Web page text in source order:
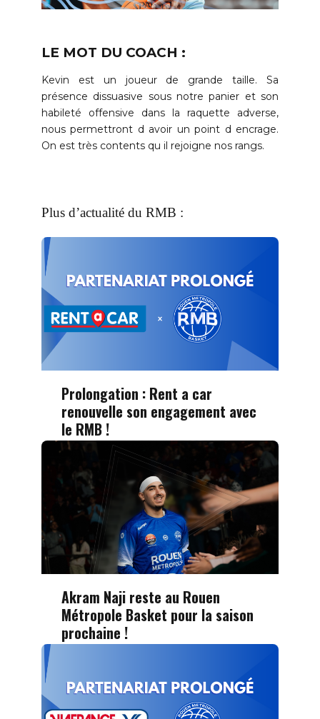
LE MOT DU COACH :
Kevin est un joueur de grande taille. Sa
présence dissuasive sous notre panier et son
habileté offensive dans la raquette adverse,
nous permettront d avoir un point d encrage.
On est très contents qu il rejoigne nos rangs.
Plus d’actualité du RMB :
Prolongation : Rent a car
renouvelle son engagement avec
le RMB !
Akram Naji reste au Rouen
Métropole Basket pour la saison
prochaine !